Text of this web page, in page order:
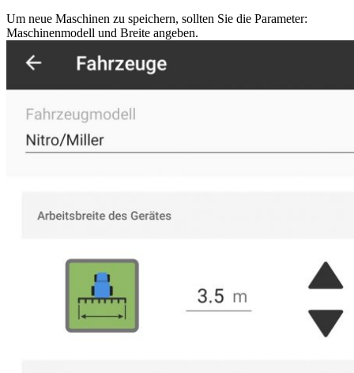
Um neue Maschinen zu speichern, sollten Sie die Parameter:
Maschinenmodell und Breite angeben.